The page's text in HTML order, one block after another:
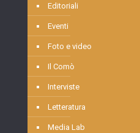
Editoriali
Eventi
Foto e video
Il Comò
Interviste
Letteratura
Media Lab